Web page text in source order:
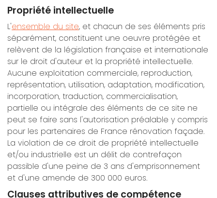
Propriété intellectuelle
L'ensemble du site, et chacun de ses éléments pris
séparément, constituent une oeuvre protégée et
relèvent de la législation française et internationale
sur le droit d'auteur et la propriété intellectuelle.
Aucune exploitation commerciale, reproduction,
représentation, utilisation, adaptation, modification,
incorporation, traduction, commercialisation,
partielle ou intégrale des éléments de ce site ne
peut se faire sans l'autorisation préalable y compris
pour les partenaires de France rénovation façade.
La violation de ce droit de propriété intellectuelle
et/ou industrielle est un délit de contrefaçon
passible d'une peine de 3 ans d'emprisonnement
et d'une amende de 300 000 euros.
Clauses attributives de compétence